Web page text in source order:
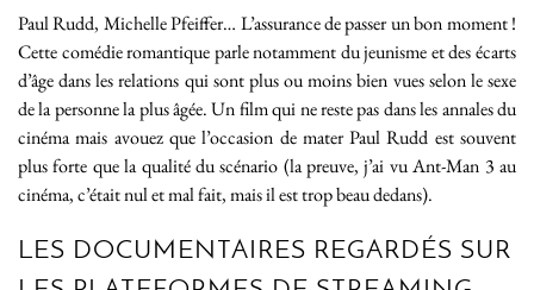
Paul Rudd, Michelle Pfeiffer… L’assurance de passer un bon moment !
Cette comédie romantique parle notamment du jeunisme et des écarts
d’âge dans les relations qui sont plus ou moins bien vues selon le sexe
de la personne la plus âgée. Un film qui ne reste pas dans les annales du
cinéma mais avouez que l’occasion de mater Paul Rudd est souvent
plus forte que la qualité du scénario (la preuve, j’ai vu Ant-Man 3 au
cinéma, c’était nul et mal fait, mais il est trop beau dedans).
LES DOCUMENTAIRES REGARDÉS SUR